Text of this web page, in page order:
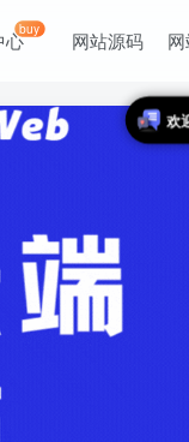
心buy 网站源码